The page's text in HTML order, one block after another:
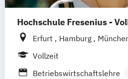
Hochschule Fresenius -
Erfurt Hamburg
Idstein
Vollzeit
Betriebswirtschaftslehre